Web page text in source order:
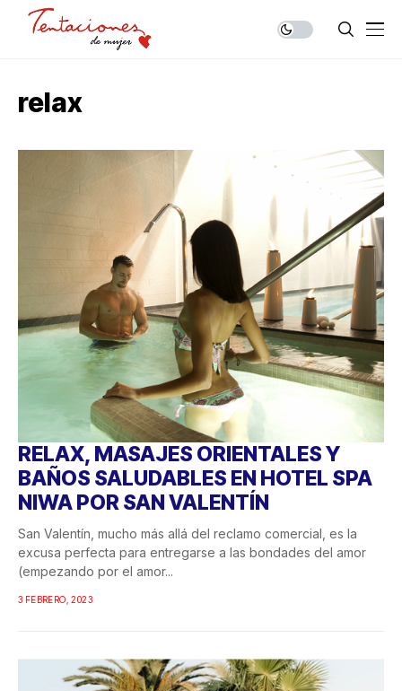
relax
RELAX, MASAJES ORIENTALES Y
BAÑOS SALUDABLES EN HOTEL SPA
NIWA POR SAN VALENTÍN
San Valentín, mucho más allá del reclamo comercial, es la
excusa perfecta para entregarse a las bondades del amor
(empezando por el amor...
3 FEBRERO, 2023